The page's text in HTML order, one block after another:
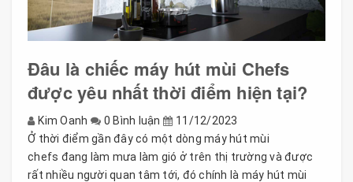
Đâu là chiếc máy hút mùi Chefs
được yêu nhất thời điểm hiện tại?
Kim Oanh 0 Bình luận
11/12/2023
Ở thời điểm gần đây có một dòng máy hút mùi
chefs đang làm mưa làm gió ở trên thị trường và được
rất nhiều người quan tâm tới, đó chính là máy hút mùi